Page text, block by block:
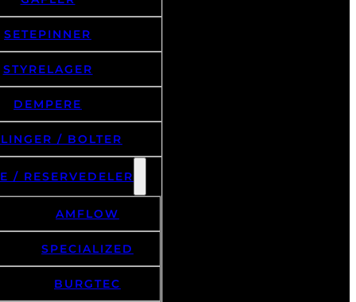
SETEPINNER
STYRELAGER
DEMPERE
/ BOLTER
/ RESERVEDELER
AMFLOW
SPECIALIZED
BURGTEC